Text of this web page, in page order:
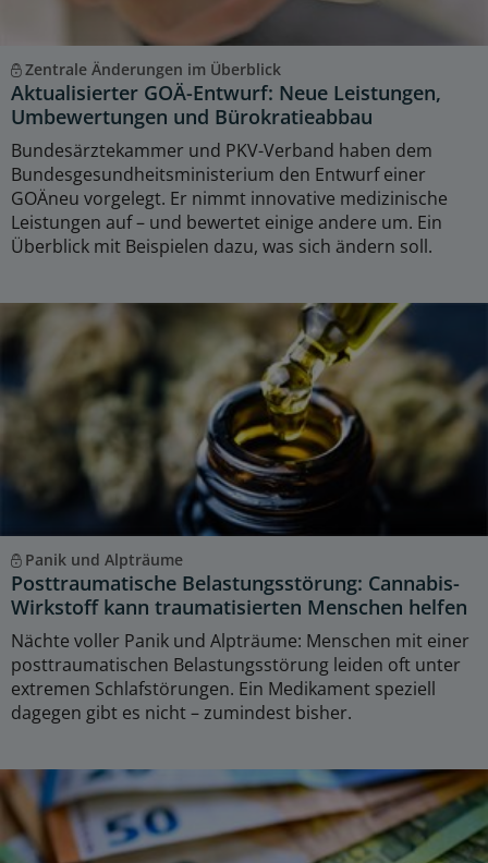
Zentrale Änderungen im Überblick
Aktualisierter GOÄ-Entwurf: Neue Leistungen,
Umbewertungen und Bürokratieabbau
Bundesärztekammer und PKV-Verband haben dem
Bundesgesundheitsministerium den Entwurf einer
GOÄneu vorgelegt. Er nimmt innovative medizinische
Leistungen auf – und bewertet einige andere um. Ein
Überblick mit Beispielen dazu, was sich ändern soll.
Panik und Alpträume
Posttraumatische Belastungsstörung: Cannabis-
Wirkstoff kann traumatisierten Menschen helfen
Nächte voller Panik und Alpträume: Menschen mit einer
posttraumatischen Belastungsstörung leiden oft unter
extremen Schlafstörungen. Ein Medikament speziell
dagegen gibt es nicht – zumindest bisher.